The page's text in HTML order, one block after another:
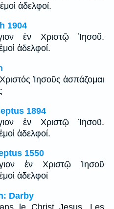
ἀδελφοί.
1904
ἐν Χριστῷ Ἰησοῦ.
ἀδελφοί.
Ἰησοῦς ἀσπάζομαι
1894
ἐν Χριστῷ Ἰησοῦ.
ἀδελφοί.
1550
ἐν Χριστῷ Ἰησοῦ
ἀδελφοί
Darby
le Christ Jesus. Les